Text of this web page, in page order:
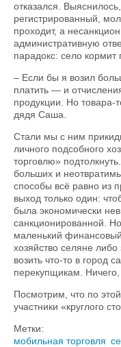
отказался.
регистрированный,
проходит, а
административную
парадокс: село кормит
– Если бы я возил
платить — и
продукции. Но товара-
дядя Саша.
Стали мы с ним
личного подсобного
торговлю»
больших и
способы всё равно из
выход только один:
была экономически
санкционированной.
маленький
хозяйство селяне либо
возить что-то в город
перекупщикам.
Посмотрим, что по
участники «круглого
Метки:
мобильная торговля